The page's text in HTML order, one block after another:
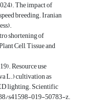
The impact of
breeding. Iranian
shortening of
Cell, Tissue and
Resource use
L.) cultivation as
lighting. Scientific
s41598-019-50783-z.